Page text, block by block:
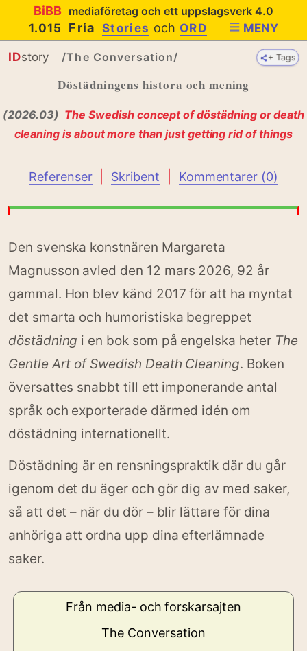
BiBB mediaföretag och ett uppslagsverk 4.0
1.015
FriaStories och ORD MENY
+ Tags
IDstory /The Conversation/
Döstädningens histora och mening
(2026.03) The Swedish concept of döstädning or death
cleaning is about more than just getting rid of things
Referenser Skribent Kommentarer (0)
Den svenska konstnären Margareta
Magnusson avled den 12 mars 2026, 92 år
gammal. Hon blev känd 2017 för att ha myntat
det smarta och humoristiska begreppet
döstädning i en bok som på engelska heter The
Gentle Art of Swedish Death Cleaning. Boken
översattes snabbt till ett imponerande antal
språk och exporterade därmed idén om
döstädning internationellt.
Döstädning är en rensningspraktik där du går
igenom det du äger och gör dig av med saker,
så att det – när du dör – blir lättare för dina
anhöriga att ordna upp dina efterlämnade
saker.
Från media- och forskarsajten
The Conversation
+ Tags